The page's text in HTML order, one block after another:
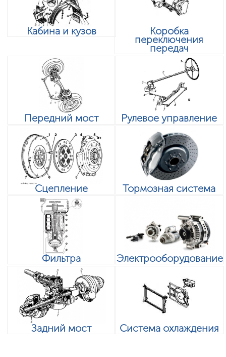
Кабина и кузов Коробка
переключения
передач
Передний мост Рулевое управление
Сцепление Тормозная система
Фильтра Электрооборудование
Задний мост Система охлаждения